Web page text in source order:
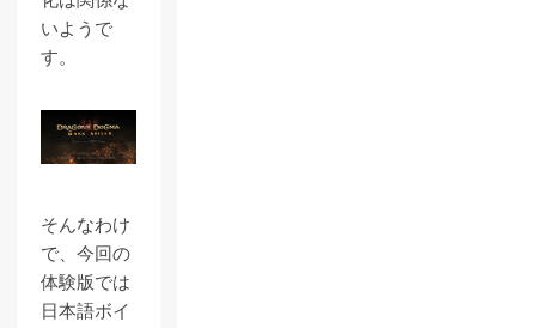
いようで
す。
そんなわけ
で、今回の
体験版では
日本語ボイ